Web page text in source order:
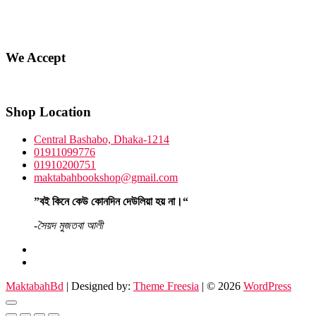
We Accept
Shop Location
Central Bashabo, Dhaka-1214
01911099776
01910200751
maktabahbookshop@gmail.com
”বই কিনে কেউ কোনদিন দেউলিয়া হয় না।“
-সৈয়দ মুজতবা আলী
MaktabahBd | Designed by: Theme Freesia | © 2026 WordPress
Go